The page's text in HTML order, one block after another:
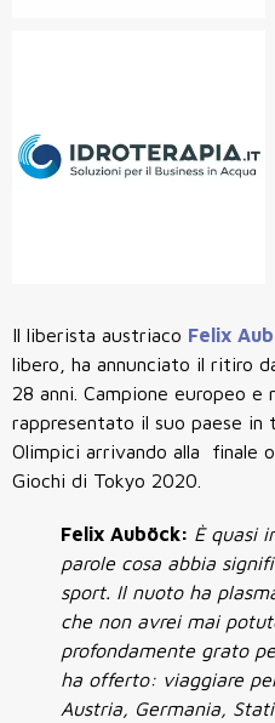
Il liberista austriaco Felix
libero, ha annunciato il ritiro
28 anni. Campione europeo e
rappresentato il suo paese in
Olimpici arrivando alla finale
Giochi di Tokyo 2020.
Felix Auböck: È quasi
parole cosa abbia
sport. Il nuoto ha
che non avrei mai
profondamente grato
ha offerto: viaggiare
Austria, Germania,